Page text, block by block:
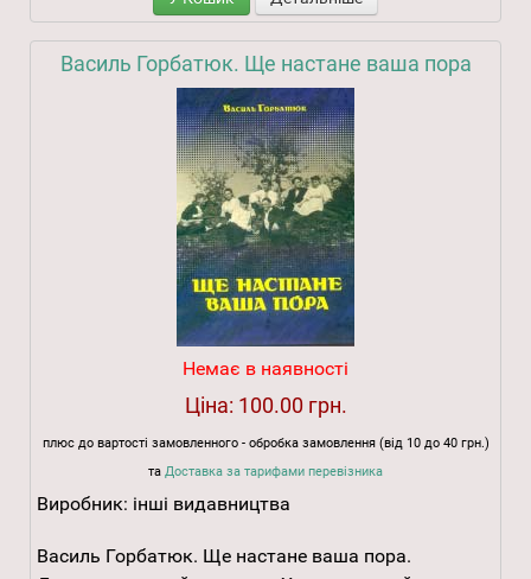
Василь Горбатюк. Ще настане ваша пора
Немає в наявності
Ціна: 100.00 грн.
плюс до вартості замовленного - обробка замовлення (від 10 до 40 грн.)
та Доставка за тарифами перевізника
Виробник: інші видавництва
Василь Горбатюк. Ще настане ваша пора.